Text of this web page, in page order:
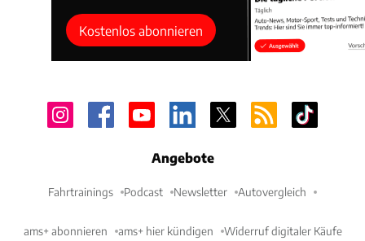
Kostenlos abonnieren
Angebote
Fahrtrainings Podcast Newsletter Autovergleich
ams+ abonnieren ams+ hier kündigen Widerruf digitaler Käufe